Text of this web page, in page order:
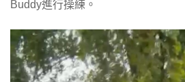
Buddy進行操練。